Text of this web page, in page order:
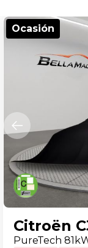
Ocasión
Citroën
PureTech